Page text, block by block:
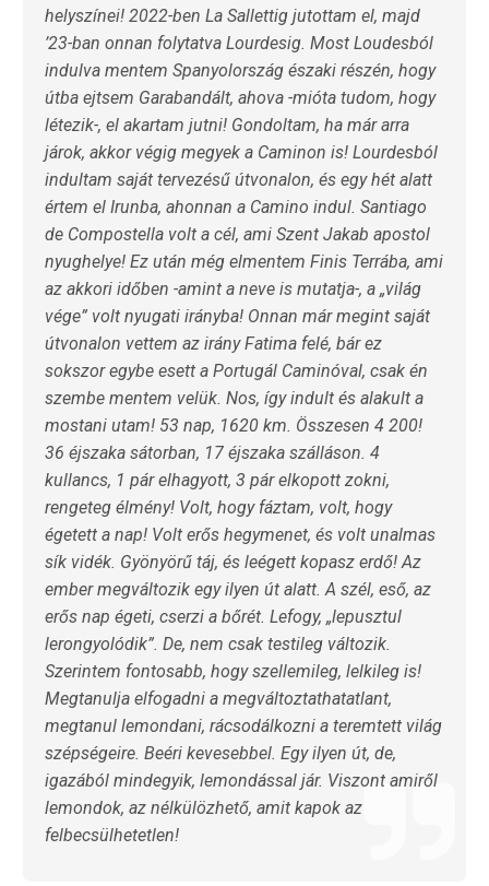
helyszínei! 2022-ben La Sallettig jutottam el, majd
’23-ban onnan folytatva Lourdesig. Most Loudesból
indulva mentem Spanyolország északi részén, hogy
útba ejtsem Garabandált, ahova -mióta tudom, hogy
létezik-, el akartam jutni! Gondoltam, ha már arra
járok, akkor végig megyek a Caminon is! Lourdesból
indultam saját tervezésű útvonalon, és egy hét alatt
értem el Irunba, ahonnan a Camino indul. Santiago
de Compostella volt a cél, ami Szent Jakab apostol
nyughelye! Ez után még elmentem Finis Terrába, ami
az akkori időben -amint a neve is mutatja-, a „világ
vége” volt nyugati irányba! Onnan már megint saját
útvonalon vettem az irány Fatima felé, bár ez
sokszor egybe esett a Portugál Caminóval, csak én
szembe mentem velük. Nos, így indult és alakult a
mostani utam! 53 nap, 1620 km. Összesen 4 200!
36 éjszaka sátorban, 17 éjszaka szálláson. 4
kullancs, 1 pár elhagyott, 3 pár elkopott zokni,
rengeteg élmény! Volt, hogy fáztam, volt, hogy
égetett a nap! Volt erős hegymenet, és volt unalmas
sík vidék. Gyönyörű táj, és leégett kopasz erdő! Az
ember megváltozik egy ilyen út alatt. A szél, eső, az
erős nap égeti, cserzi a bőrét. Lefogy, „lepusztul
lerongyolódik”. De, nem csak testileg változik.
Szerintem fontosabb, hogy szellemileg, lelkileg is!
Megtanulja elfogadni a megváltoztathatatlant,
megtanul lemondani, rácsodálkozni a teremtett világ
szépségeire. Beéri kevesebbel. Egy ilyen út, de,
igazából mindegyik, lemondással jár. Viszont amiről
lemondok, az nélkülözhető, amit kapok az
felbecsülhetetlen!